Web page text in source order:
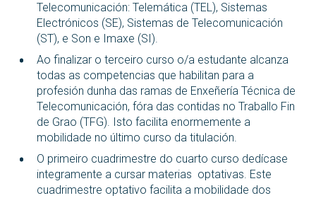
Telecomunicación: Telemática (TEL), Sistemas
Electrónicos (SE), Sistemas de Telecomunicación
(ST), e Son e Imaxe (SI).
Ao finalizar o terceiro curso o/a estudante alcanza
todas as competencias que habilitan para a
profesión dunha das ramas de Enxeñería Técnica de
Telecomunicación, fóra das contidas no Traballo Fin
de Grao (TFG). Isto facilita enormemente a
mobilidade no último curso da titulación.
O primeiro cuadrimestre do cuarto curso dedícase
integramente a cursar materias optativas. Este
cuadrimestre optativo facilita a mobilidade dos